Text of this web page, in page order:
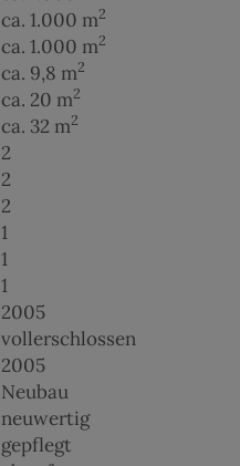
ca. 1.000 m2
ca. 1.000 m2
ca. 9,8 m2
ca. 20 m2
ca. 32 m2
2
2
2
1
1
1
2005
vollerschlossen
2005
Neubau
neuwertig
gepflegt